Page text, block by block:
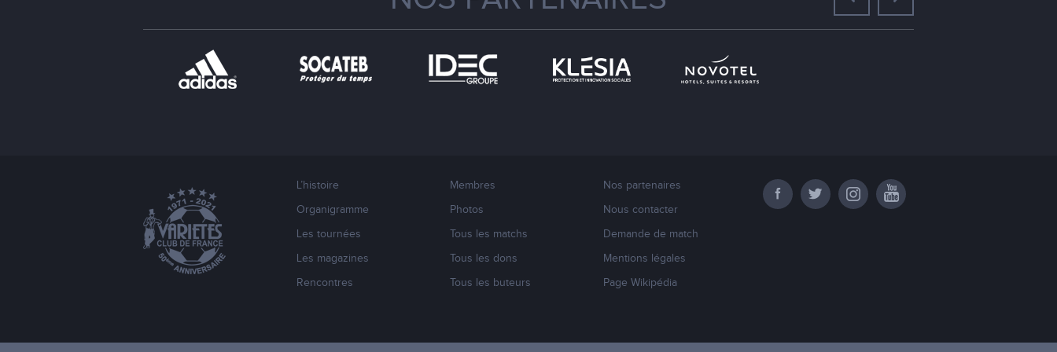
L’histoire
Organigramme
Les tournées
Les magazines
Rencontres
Membres
Photos
Tous les matchs
Tous les dons
Tous les buteurs
Nos partenaires
Nous contacter
Demande de match
Mentions légales
Page Wikipédia